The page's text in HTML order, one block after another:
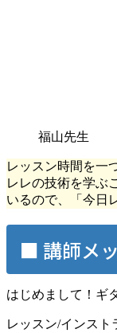
福山先生
レッスン時間を一
レレの技術を学ぶ
いるので、「今日
■ 講師メ
はじめまして！ギ
レッスン/インス